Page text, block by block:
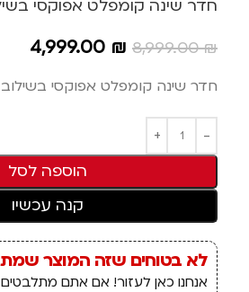
חדר שינה קומפלט אפוקסי
8,999.00₪
4,999.00 ₪
חדר שינה קומפלט אפוקסי
הוספה לסל
קנה עכשיו
לא בטוחים שזה המוצר
אנחנו כאן לעזור! אם אתם מתלבטים